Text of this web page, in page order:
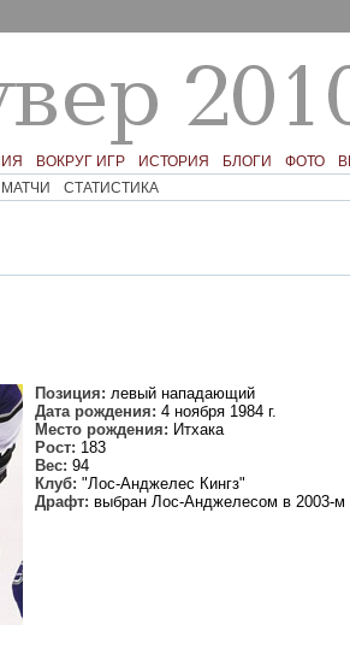
ВОКРУГ ИГР ИСТОРИЯ БЛОГИ ФОТО
МАТЧИ СТАТИСТИКА
Позиция: левый нападающий
Дата рождения: 4 ноября 1984 г.
Место рождения: Итхака
Рост: 183
Вес: 94
Клуб: "Лос-Анджелес Кингз"
Драфт: выбран Лос-Анджелесом в 2003-м